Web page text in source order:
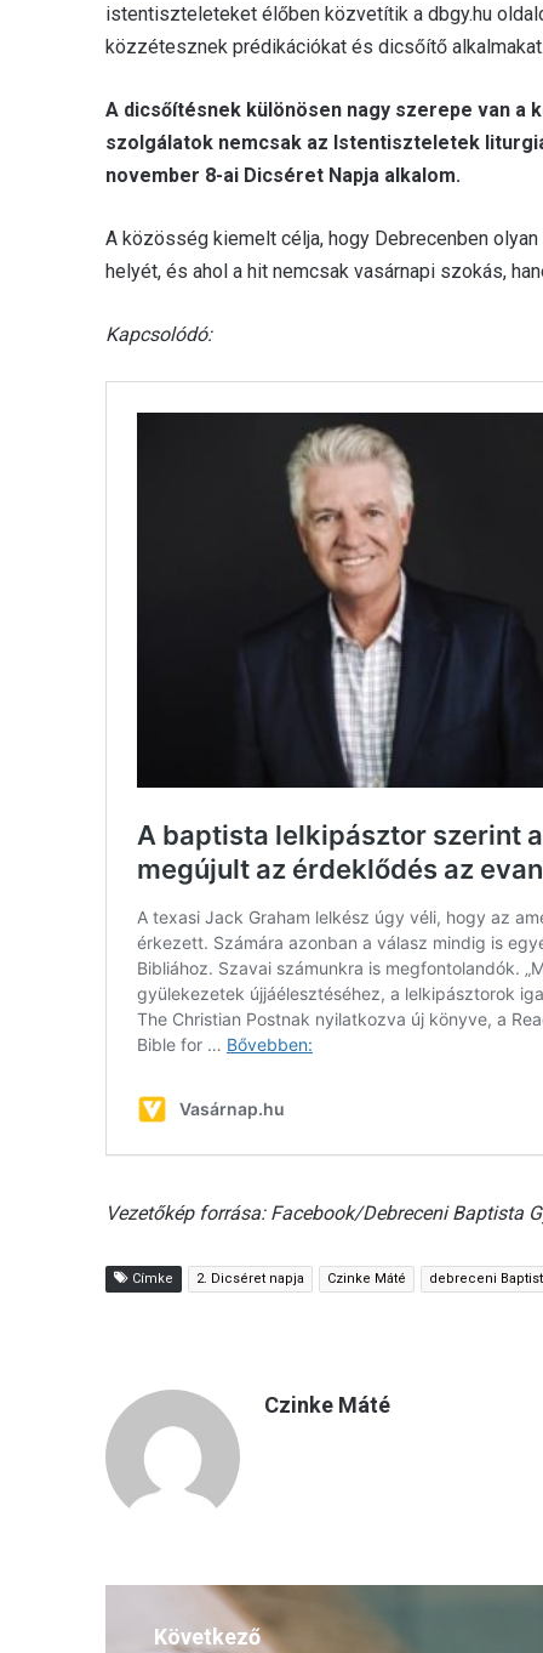
istentiszteleteket élőben közvetítik a dbgy.hu
közzétesznek prédikációkat és dicsőítő alkalmakat.
A dicsőítésnek különösen nagy szerepe van
szolgálatok nemcsak az Istentiszteletek
november 8-ai Dicséret Napja alkalom.
A közösség kiemelt célja, hogy Debrecenben
helyét, és ahol a hit nemcsak vasárnapi szokás,
Kapcsolódó:
Vezetőkép forrása: Facebook/Debreceni Baptista
Címke 2. Dicséret napja Czinke Máté debreceni
Czinke Máté
Következő